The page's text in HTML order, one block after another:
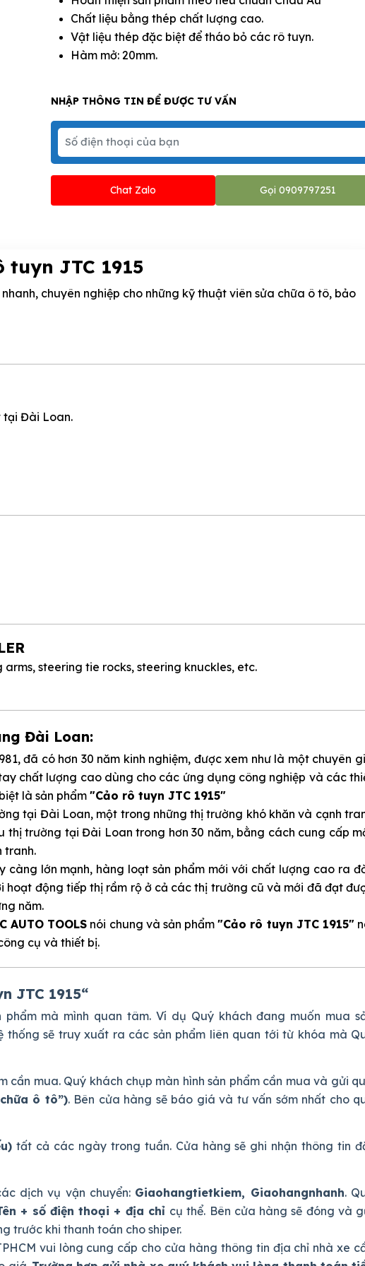
Chất liệu bằng thép chất lượng cao.
Vật liệu thép đặc biệt để tháo bỏ các rô tuyn.
Hàm mở: 20mm.
NHẬP THÔNG TIN ĐỂ ĐƯỢC TƯ VẤN
Chat Zalo Gọi 0909797251
tuyn JTC 1915
chuyên nghiệp cho những kỹ thuật viên sửa chữa ô tô, bảo
tại Đài Loan.
steering tie rocks, steering knuckles, etc.
Đài Loan:
đã có hơn 30 năm kinh nghiệm, được xem như là một chuyên
chất lượng cao dùng cho các ứng dụng công nghiệp và các
là sản phẩm "Cảo rô tuyn JTC 1915"
tại Đài Loan, một trong những thị trường khó khăn và cạnh
trường tại Đài Loan trong hơn 30 năm, bằng cách cung cấp
tranh.
càng lớn mạnh, hàng loạt sản phẩm mới với chất lượng cao ra
hoạt động tiếp thị rầm rộ ở cả các thị trường cũ và mới đã đạt
năm.
AUTO TOOLS nói chung và sản phẩm"Cảo rô tuyn JTC 1915"
cụ và thiết bị.
JTC 1915“
mà mình quan tâm. Ví dụ Quý khách đang muốn mua
thống sẽ truy xuất ra các sản phẩm liên quan tới từ khóa mà
mua. Quý khách chụp màn hình sản phẩm cần mua và gửi
ô tô”). Bên cửa hàng sẽ báo giá và tư vấn sớm nhất cho
tất cả các ngày trong tuần. Cửa hàng sẽ ghi nhận thông tin
dịch vụ vận chuyển: Giaohangtietkiem, Giaohangnhanh.
+ số điện thoại + địa chỉ cụ thể. Bên cửa hàng sẽ đóng và
trước khi thanh toán cho shiper.
vui lòng cung cấp cho cửa hàng thông tin địa chỉ nhà xe